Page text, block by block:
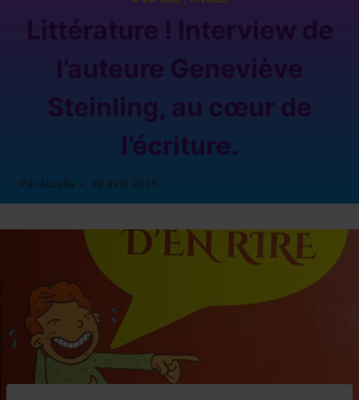
Steinling, au cœur de
l’écriture.
Par Aurelia 29 avril 2025